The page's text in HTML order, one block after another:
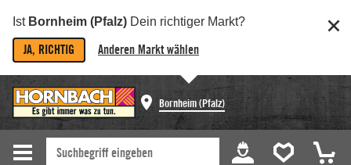
Ist Bornheim (Pfalz) Dein richtiger Markt?
JA, RICHTIG Anderen Markt wählen
Bornheim (Pfalz)